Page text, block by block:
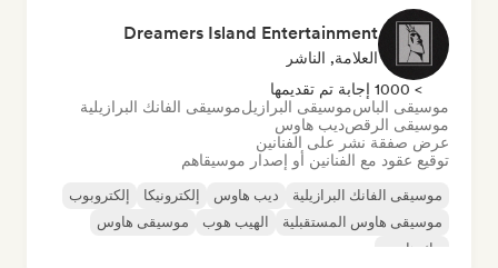
Dreamers Island Entertainment
العلامة, الناشر
> 1000 إجابة تم تقديمها
موسيقى الباسموسيقى البرازيلموسيقى الفانك البرازيلية
موسيقى الرقصديب هاوس
عرض صفقة نشر على الفنانين
توقيع عقود مع الفنانين أو إصدار موسيقاهم
موسيقى الفانك البرازيلية ديب هاوس إلكترونيكا
إلكتروبوب
موسيقى هاوس المستقبلية
الهيب هوب
موسيقى هاوس
تيك هاوس